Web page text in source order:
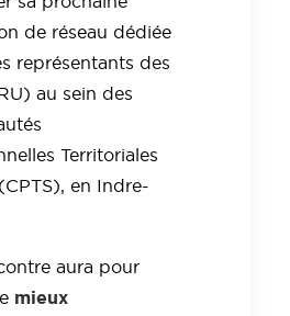
de réseau dédiée
représentants des
au sein des
Territoriales
en Indre-
aura pour
mieux